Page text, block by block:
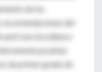
de los
del
Care Excellence
pruebas
de primer grado de